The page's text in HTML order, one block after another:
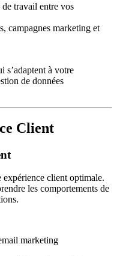
travail entre vos
campagnes marketing et
s’adaptent à votre
de données
Client
expérience client optimale.
les comportements de
marketing